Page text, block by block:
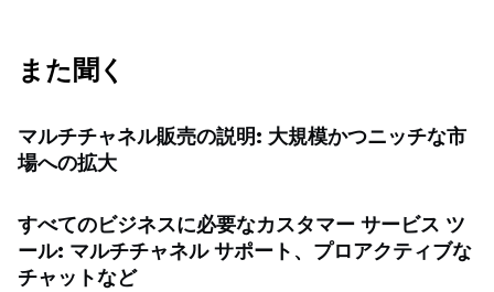
また聞く
マルチチャネル販売の説明: 大規模かつニッチな市
場への拡大
すべてのビジネスに必要なカスタマー サービス ツ
ール: マルチチャネル サポート、プロアクティブな
チャットなど